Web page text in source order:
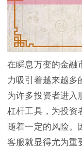
在瞬息万变的金融
力吸引着越来越多
为许多投资者进入
杠杆工具，为投资
随着一定的风险。
客服就显得尤为重